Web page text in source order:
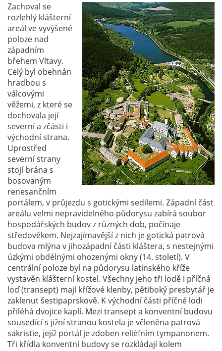
Zachoval se
rozlehlý klášterní
areál ve vyvýšené
poloze nad
západním
břehem Vltavy.
Celý byl obehnán
hradbou s
válcovými
věžemi, z které se
dochovala její
severní a zčásti i
východní strana.
Uprostřed
severní strany
stojí brána s
bosovaným
renesančním
portálem, v průjezdu s gotickými sedilemi. Západní část
areálu velmi nepravidelného půdorysu zabírá soubor
hospodářských budov z různých dob, počínaje
středověkem. Nejzajímavější z nich je gotická patrová
budova mlýna v jihozápadní části kláštera, s nestejnými
úzkými obdélnými ohozenými okny (14. století). V
centrální poloze byl na půdorysu latinského kříže
vystavěn klášterní kostel. Všechny jeho tři lodě i příčná
loď (transept) mají křížové klenby, pětiboký presbytář je
zaklenut šestipaprskově. K východní části příčné lodi
přiléhá dvojice kaplí. Mezi transept a konventní budovu
sousedící s jižní stranou kostela je včleněna patrová
sakristie, jejíž portál je zdoben reliéfním tympanonem.
Tři křídla konventní budovy se rozkládají kolem